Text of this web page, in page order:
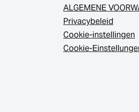
ALGEMENE
Privacybeleid
Cookie-instellingen
Cookie-